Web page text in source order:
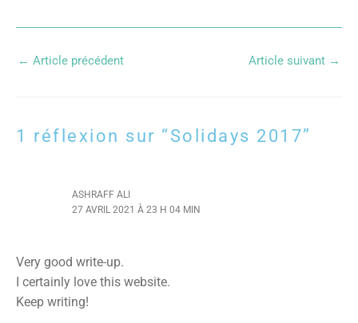
← Article précédent Article suivant →
1 réflexion sur “Solidays 2017”
ASHRAFF ALI
27 AVRIL 2021 À 23 H 04 MIN
Very good write-up.
I certainly love this website.
Keep writing!